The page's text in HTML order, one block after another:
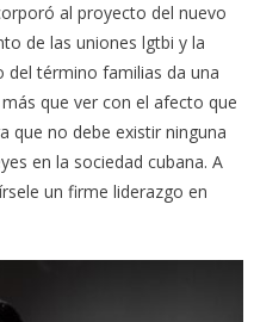
al proyecto del nuevo
de las uniones lgtbi y la
del término familias da una
que ver con el afecto que
que no debe existir ninguna
en la sociedad cubana. A
un firme liderazgo en